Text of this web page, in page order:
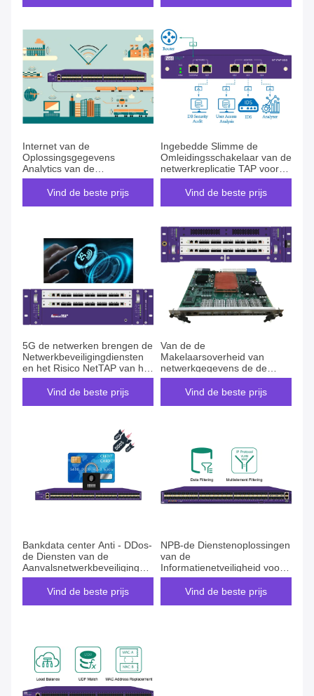
Internet van de
Oplossingsgegevens
Analytics van de
Dingenveiligheid in het
Netwerk van Huawei 5G
Vind de beste prijs
Ingebedde Slimme de
Omleidingsschakelaar van de
netwerkreplicatie TAP voor
Netwerkbeveiliging
Vind de beste prijs
5G de netwerken brengen de
Netwerkbeveiligingdiensten
en het Risico NetTAP van het
Gegevenslek versnelt
Bedreigingsreactie
Vind de beste prijs
Van de de
Makelaarsoverheid van
netwerkgegevens de de
Netwerkbeveiligingdiensten
voor de Bescherming van het
Vind de beste prijs
Bankdata center Anti - DDos-
de Diensten van de
Aanvalsnetwerkbeveiliging
voor Financiële
Netwerkbeveiliging
Vind de beste prijs
NPB-de Dienstenoplossingen
van de
Informatienetveiligheid voor
kleine ondernemingen met
Gegevens het Filtreren en
Vind de beste prijs